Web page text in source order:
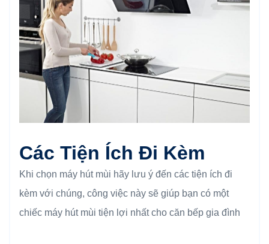
Các Tiện Ích Đi Kèm
Khi chọn máy hút mùi hãy lưu ý đến các tiện ích đi
kèm với chúng, công việc này sẽ giúp bạn có một
chiếc máy hút mùi tiện lợi nhất cho căn bếp gia đình